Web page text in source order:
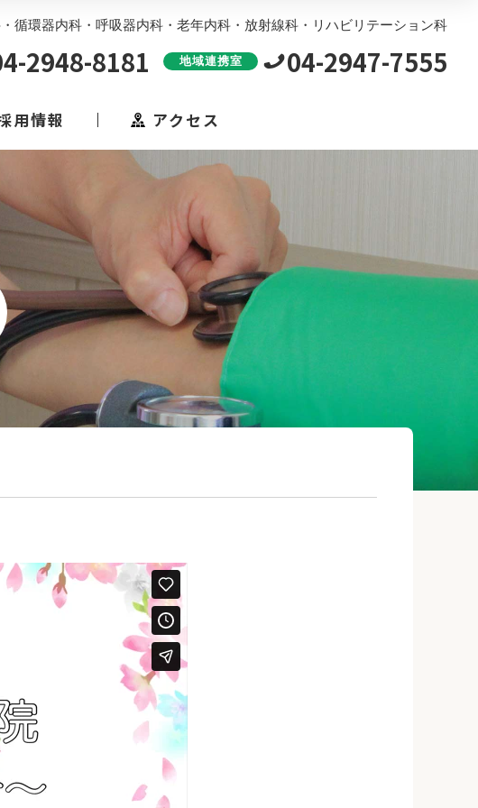
循環器内科・呼吸器内科・老年内科・放射線科・リハビリテーション科
2948-8181 地域連携室 04-2947-7555
用情報 アクセス